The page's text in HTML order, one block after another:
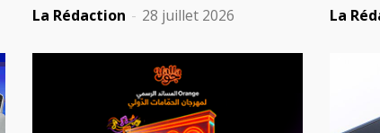
La Rédaction - 28 juillet 2026 La